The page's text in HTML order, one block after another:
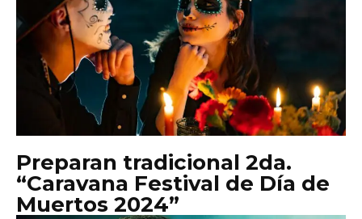
Preparan tradicional 2da.
“Caravana Festival de Día de
Muertos 2024”